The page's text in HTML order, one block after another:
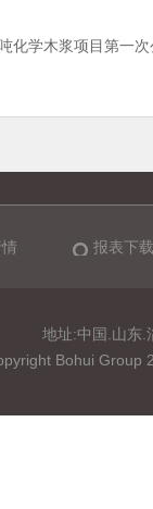
化学木浆项目第一
报表下载
地址:中国.山东
Bohui Group